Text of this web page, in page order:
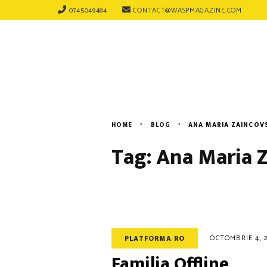
0745049484 CONTACT@WASPMAGAZINE.COM
HOME BLOG ANA MARIA
Tag: Ana Maria
PLATFORMA RO OCTOMBRIE 4,